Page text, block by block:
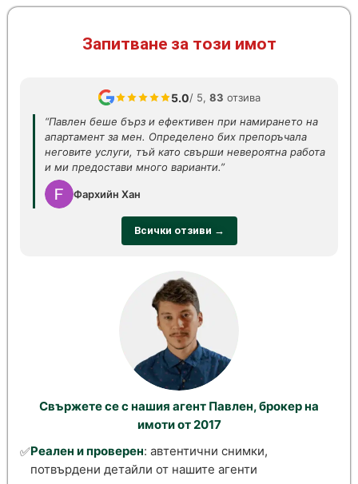
Запитване за този имот
5.0/ 5, 83 отзива
“Павлен беше бърз и ефективен при намирането на
апартамент за мен. Определено бих препоръчала
неговите услуги, тъй като свърши невероятна работа
и ми предостави много варианти.”
Фархийн Хан
Всички отзиви →
Свържете се с нашия агент Павлен, брокер на
имоти от 2017
✅Реален и проверен: автентични снимки,
потвърдени детайли от нашите агенти